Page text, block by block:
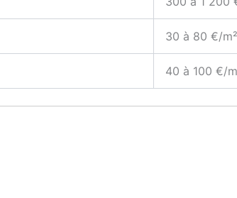
30 à 80 €/m²
40 à 100 €/